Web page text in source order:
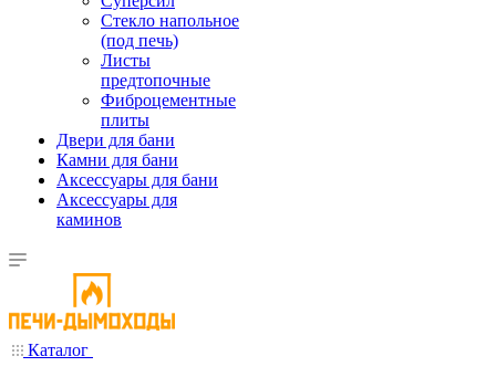
Стекло напольное
(под печь)
Листы
предтопочные
Фиброцементные
плиты
Двери для бани
Камни для бани
Аксессуары для бани
Аксессуары для
каминов
Каталог